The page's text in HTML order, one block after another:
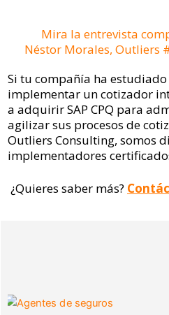
Mira la entrevista
Néstor Morales, Outliers
Si tu compañía ha
implementar un cotizador
a adquirir SAP CPQ para
agilizar sus procesos de
Outliers Consulting, somos
implementadores
¿Quieres saber más?